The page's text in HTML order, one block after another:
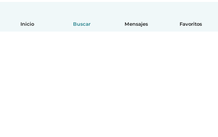
Inicio Buscar Mensajes Favoritos